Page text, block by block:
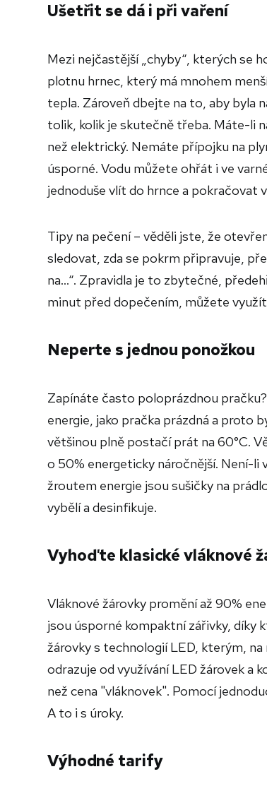
Ušetřit se dá i při vaření
Mezi nejčastější „chyby“, kterých se
plotnu hrnec, který má mnohem
tepla. Zároveň dbejte na to, aby byla
tolik, kolik je skutečně třeba. Máte-li
než elektrický. Nemáte přípojku na
úsporné. Vodu můžete ohřát i ve
jednoduše vlít do hrnce a pokračovat
Tipy na pečení – věděli jste, že
sledovat, zda se pokrm připravuje,
na...“. Zpravidla je to zbytečné,
minut před dopečením, můžete
Neperte s jednou ponožkou
Zapínáte často poloprázdnou
energie, jako pračka prázdná a proto
většinou plně postačí prát na 60°C.
o 50% energeticky náročnější. Není-
žroutem energie jsou sušičky na
vybělí a desinfikuje.
Vyhoďte klasické vláknové
Vláknové žárovky promění až 90%
jsou úsporné kompaktní zářivky, díky
žárovky s technologií LED, kterým,
odrazuje od využívání LED žárovek a
než cena "vláknovek". Pomocí
A to i s úroky.
Výhodné tarify